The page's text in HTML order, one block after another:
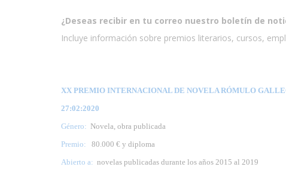
¿Deseas recibir en tu correo nuestro boletín de
Incluye información sobre premios literarios, cursos,
XX PREMIO INTERNACIONAL DE NOVELA RÓMULO
27:02:2020
Género: Novela, obra publicada
Premio:
80.000 € y diploma
Abierto a: novelas publicadas durante los años 2015 al 2019